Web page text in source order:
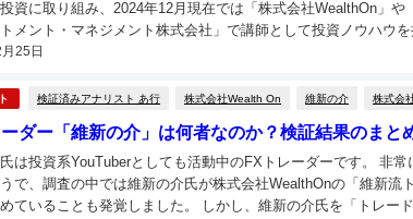
25日
資に取り組み、2024年12月現在では「株式会社WealthOn」や
メント・マネジメント株式会社」で講師として投資ノウハウを
検証済みアナリスト あ行 株式会社Wealth On 維新の介 株式会
ダー「維新の介」は何者なのか？検証結果のまと
は投資系YouTuberとしても活動中のFXトレーダーです。 非常
で、調査の中では維新の介氏が株式会社WealthOnの「維新流
も発覚しました。 しかし、維新の介氏を「トレードの参考にして